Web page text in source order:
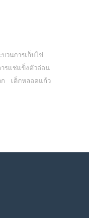
บวนการเก็บไข่
ารแช่แข็งตัวอ่อน
เด็กหลอดแก้ว